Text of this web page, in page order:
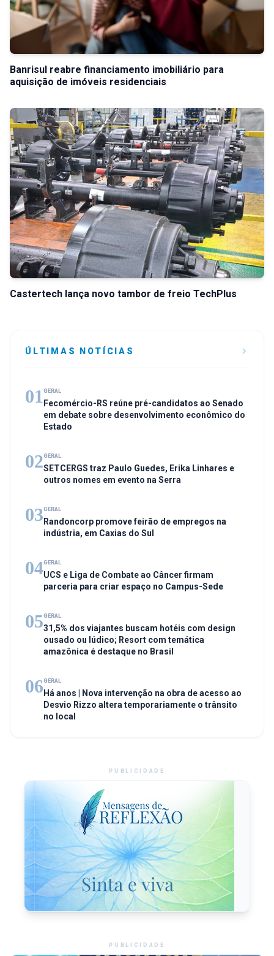
Banrisul reabre financiamento imobiliário para
aquisição de imóveis residenciais
Castertech lança novo tambor de freio TechPlus
ÚLTIMAS NOTÍCIAS
01 GERAL
Fecomércio-RS reúne pré-candidatos ao Senado
em debate sobre desenvolvimento econômico do
Estado
02GERAL
SETCERGS traz Paulo Guedes, Erika Linhares e
outros nomes em evento na Serra
03GERAL
Randoncorp promove feirão de empregos na
indústria, em Caxias do Sul
04GERAL
UCS e Liga de Combate ao Câncer firmam
parceria para criar espaço no Campus-Sede
05GERAL
31,5% dos viajantes buscam hotéis com design
ousado ou lúdico; Resort com temática
amazônica é destaque no Brasil
06GERAL
Há anos | Nova intervenção na obra de acesso ao
Desvio Rizzo altera temporariamente o trânsito
no local
PUBLICIDADE
PUBLICIDADE